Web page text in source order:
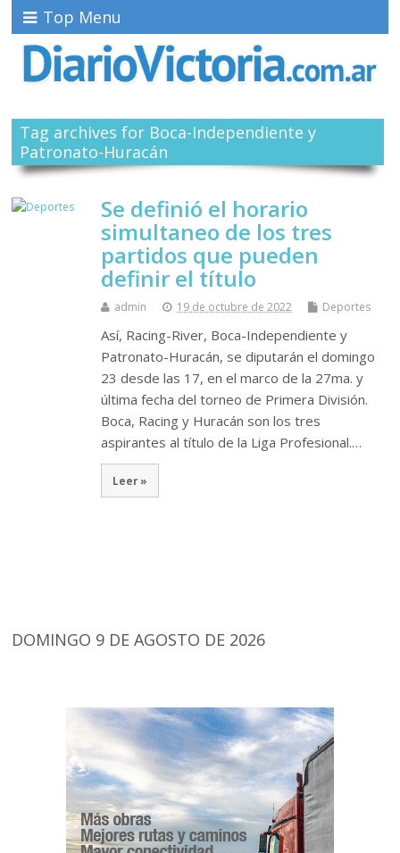
Top Menu
Tag archives for Boca-Independiente y
Patronato-Huracán
Se definió el horario
simultaneo de los tres
partidos que pueden
definir el título
admin 19 de octubre de 2022 Deportes
Así, Racing-River, Boca-Independiente y
Patronato-Huracán, se diputarán el domingo
23 desde las 17, en el marco de la 27ma. y
última fecha del torneo de Primera División.
Boca, Racing y Huracán son los tres
aspirantes al título de la Liga Profesional.…
Leer »
DOMINGO 9 DE AGOSTO DE 2026